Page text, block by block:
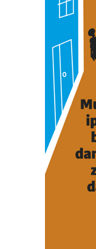
Bazkide batzuek
interes komertzial
bazkideen
duten interes
dezakezun ikusteko.
Lortu zure datu
buruzko
datuen atalean.
zure baimena
Webgune honek
fitxategiak
zerbitzuak
baliatzen gara.
erabiltzeko